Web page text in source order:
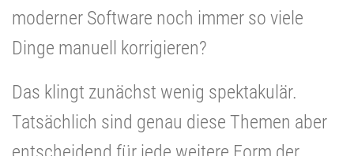
moderner Software noch immer so viele
Dinge manuell korrigieren?
Das klingt zunächst wenig spektakulär.
Tatsächlich sind genau diese Themen aber